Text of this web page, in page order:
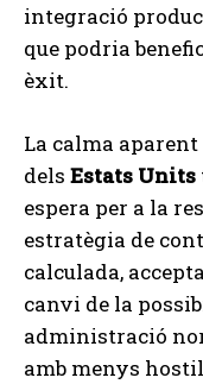
integració
que podria
èxit.
La calma aparent
dels Estats Units
espera per a la
estratègia de
calculada,
canvi de la
administració
amb menys